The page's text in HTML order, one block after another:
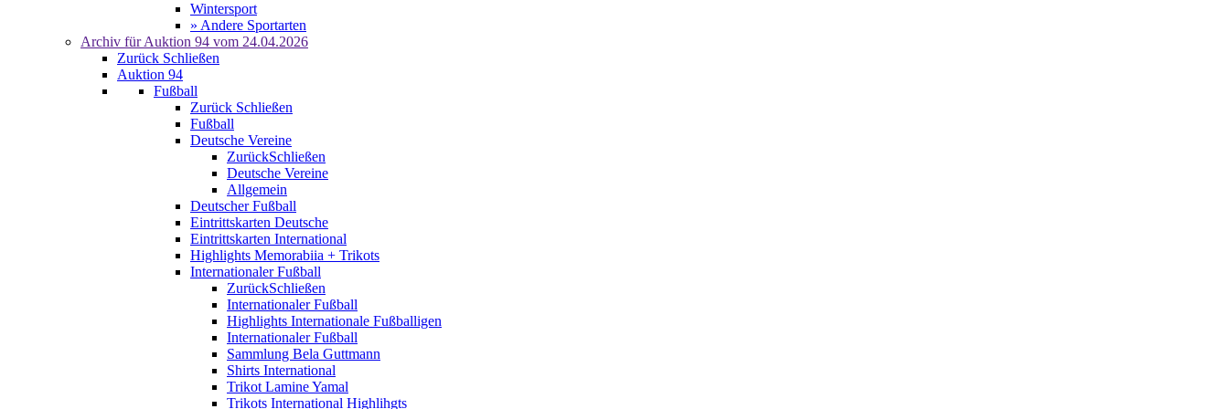
Wintersport
» Andere Sportarten
Archiv für Auktion 94 vom 24.04.2026
Zurück Schließen
Auktion 94
Fußball
Zurück Schließen
Fußball
Deutsche Vereine
ZurückSchließen
Deutsche Vereine
Allgemein
Deutscher Fußball
Eintrittskarten Deutsche
Eintrittskarten International
Highlights Memorabiia + Trikots
Internationaler Fußball
ZurückSchließen
Internationaler Fußball
Highlights Internationale Fußballigen
Internationaler Fußball
Sammlung Bela Guttmann
Shirts International
Trikot Lamine Yamal
Trikots International Highlihgts